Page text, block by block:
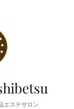
エステサロン